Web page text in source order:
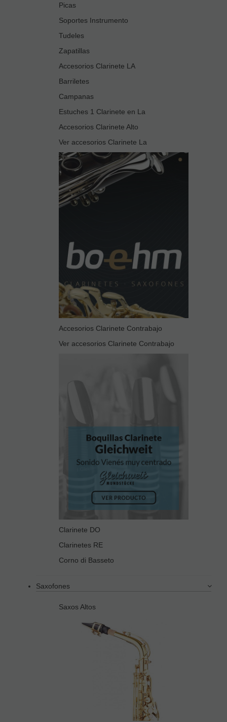
Picas
Soportes Instrumento
Tudeles
Zapatillas
Accesorios Clarinete LA
Barriletes
Campanas
Estuches 1 Clarinete en La
Accesorios Clarinete Alto
Ver accesorios Clarinete La
Accesorios Clarinete Contrabajo
Ver accesorios Clarinete Contrabajo
Clarinete DO
Clarinetes RE
Corno di Basseto
Saxofones
Saxos Altos